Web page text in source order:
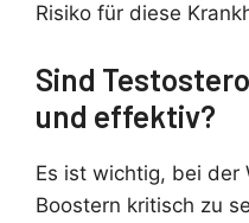
Risiko für diese
Sind
und effektiv?
Es ist wichtig, bei der
Boostern kritisch zu